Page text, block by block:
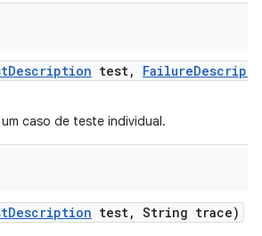
Description test, Failure
caso de teste individual.
Description test, String trace)